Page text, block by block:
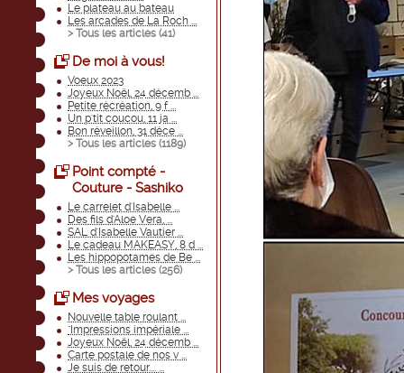
Le plateau au bateau
Les arcades de La Roch ...
> Tous les articles (41)
De moi à vous!
Voeux 2023
Joyeux Noël, 24 décemb ...
Petite récréation, 9 f ...
Un p'tit coucou, 11 ja ...
Bon réveillon, 31 déce ...
> Tous les articles (1189)
Point compté -
Couture - Sashiko
Le carrelet d'Isabelle ...
Des fils d'Aloe Vera, ...
SAL d'Isabelle Vautier ...
Le cadeau MAKEASY, 8 d ...
Les hippopotames de Be ...
> Tous les articles (256)
Mes voyages
Nouvelle table roulant ...
"Impressions impériale ...
Joyeux Noël, 24 décemb ...
Carte postale de nos v ...
Je suis de retour.... ...